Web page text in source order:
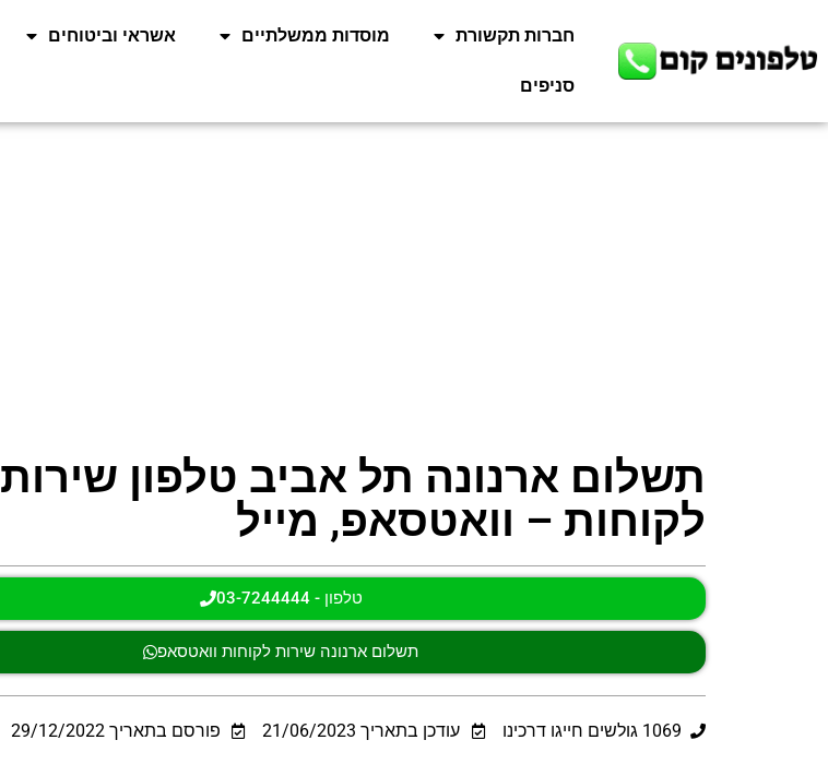
חברות תקשורת מוסדות ממשלתיים אשראי וביטוחים
סניפים
תשלום ארנונה תל אביב טלפון שירות
לקוחות – וואטסאפ, מייל
טלפון - 03-7244444
תשלום ארנונה שירות לקוחות וואטסאפ
1069 גולשים חייגו דרכינו עודכן בתאריך 21/06/2023 פורסם בתאריך 29/12/2022